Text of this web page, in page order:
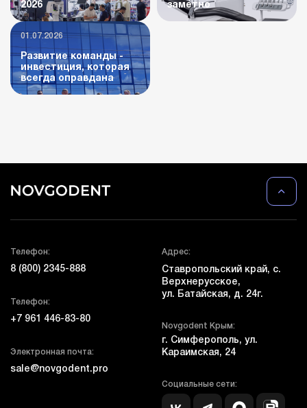
2026
заметно
01.07.2026
Развитие команды -
инвестиция, которая
всегда оправдана
Телефон:
8 (800) 2345-888
Телефон:
+7 961 446-83-80
Электронная почта:
sale@novgodent.pro
Адрес:
Ставропольский край, с.
Верхнерусское,
ул. Батайская, д. 24г.
Novgodent Крым:
г. Симферополь, ул.
Караимская, 24
Социальные сети: